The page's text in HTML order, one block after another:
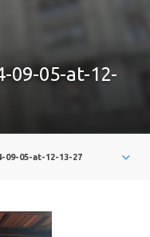
09-05-at-12-
09-05-at-12-13-27